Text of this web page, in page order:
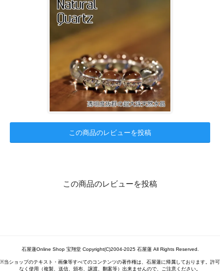
この商品のレビューを投稿
この商品のレビューを投稿
石屋蓮Online Shop 宝翔堂 Copyright(C)2004-2025 石屋蓮 All Rights Reserved.
※当ショップのテキスト・画像等すべてのコンテンツの著作権は、石屋蓮に帰属しております。許可
なく使用（複製、送信、頒布、譲渡、翻案等）出来ませんので、ご注意ください。